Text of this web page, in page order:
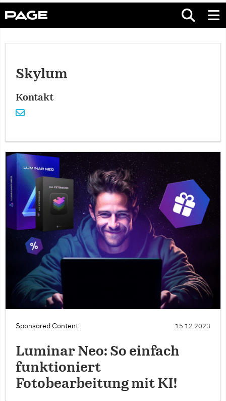
Skylum
Kontakt
Sponsored Content 15.12.2023
Luminar Neo: So einfach
funktioniert
Fotobearbeitung mit KI!